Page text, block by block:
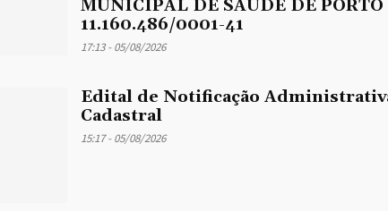
MUNICIPAL DE SAÚDE DE
11.160.486/0001-41
17:13 - 05/08/2026
Edital de Notificação
Cadastral
15:17 - 05/08/2026